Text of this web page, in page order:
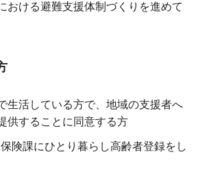
おける避難支援体制づくりを進めて
生活している方で、地域の支援者へ
供することに同意する方
険課にひとり暮らし高齢者登録をし